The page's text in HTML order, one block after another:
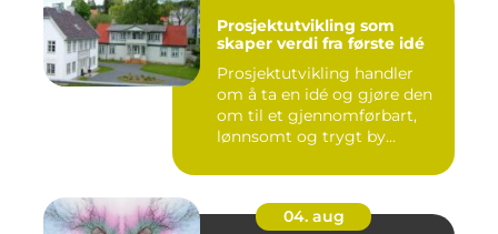
Prosjektutvikling som
skaper verdi fra første idé
Prosjektutvikling handler
om å ta en idé og gjøre den
om til et gjennomførbart,
lønnsomt og trygt by...
04. aug